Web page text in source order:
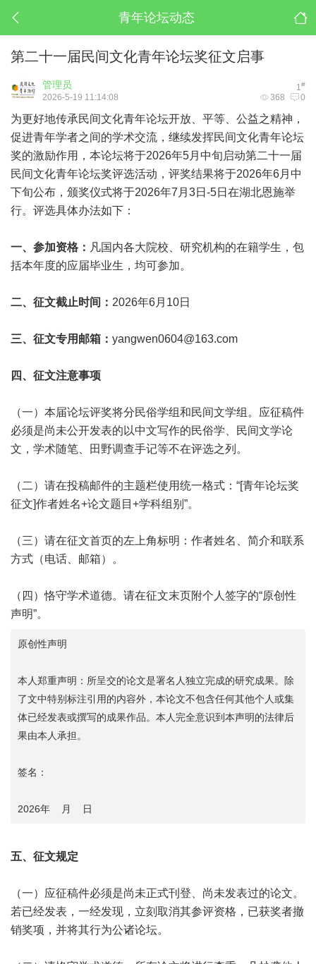
青年论坛动态
第二十一届民间文化青年论坛奖征文启事
1#
管理员
368 0
2026-5-19 11:14:08
为更好地传承民间文化青年论坛开放、平等、公益之精神，
促进青年学者之间的学术交流，继续发挥民间文化青年论坛
奖的激励作用，本论坛将于2026年5月中旬启动第二十一届
民间文化青年论坛奖评选活动，评奖结果将于2026年6月中
下旬公布，颁奖仪式将于2026年7月3日-5日在湖北恩施举
行。评选具体办法如下：
一、参加资格： 凡国内各大院校、研究机构的在籍学生，包
括本年度的应届毕业生，均可参加。
二、征文截止时间： 2026年6月10日
三、征文专用邮箱： yangwen0604@163.com
四、征文注意事项
（一）本届论坛评奖将分民俗学组和民间文学组。应征稿件
必须是尚未公开发表的以中文写作的民俗学、民间文学论
文，学术随笔、田野调查手记等不在评选之列。
（二）请在投稿邮件的主题栏使用统一格式：“[青年论坛奖
征文]作者姓名+论文题目+学科组别”。
（三）请在征文首页的左上角标明：作者姓名、简介和联系
方式（电话、邮箱）。
（四）恪守学术道德。请在征文末页附个人签字的“原创性
声明”。
原创性声明
本人郑重声明：所呈交的论文是署名人独立完成的研究成果。除
了文中特别标注引用的内容外，本论文不包含任何其他个人或集
体已经发表或撰写的成果作品。本人完全意识到本声明的法律后
果由本人承担。
签名：
2026年 月 日
五、征文规定
（一）应征稿件必须是尚未正式刊登、尚未发表过的论文。
若已经发表，一经发现，立刻取消其参评资格，已获奖者撤
销奖项，并将其行为公诸论坛。